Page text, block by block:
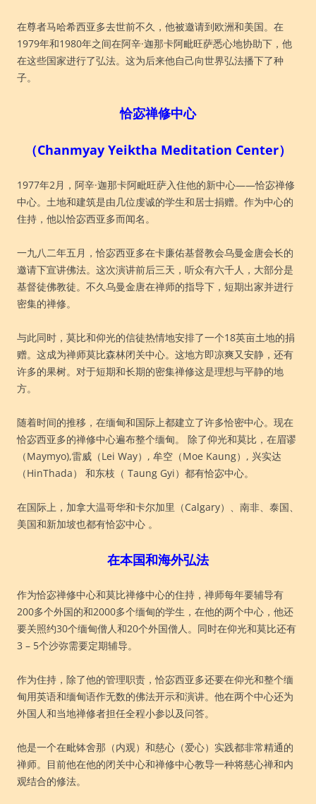
在尊者马哈希西亚多去世前不久，他被邀请到欧洲和美国。在
1979年和1980年之间在阿辛·迦那卡阿毗旺萨悉心地协助下，他
在这些国家进行了弘法。这为后来他自己向世界弘法播下了种
子。
恰宓禅修中心
（Chanmyay Yeiktha Meditation Center）
1977年2月，阿辛·迦那卡阿毗旺萨入住他的新中心——恰宓禅修
中心。土地和建筑是由几位虔诚的学生和居士捐赠。作为中心的
住持，他以恰宓西亚多而闻名。
一九八二年五月，恰宓西亚多在卡廉佑基督教会乌曼金唐会长的
邀请下宣讲佛法。这次演讲前后三天，听众有六千人，大部分是
基督徒佛教徒。不久乌曼金唐在禅师的指导下，短期出家并进行
密集的禅修。
与此同时，莫比和仰光的信徒热情地安排了一个18英亩土地的捐
赠。这成为禅师莫比森林闭关中心。这地方即凉爽又安静，还有
许多的果树。对于短期和长期的密集禅修这是理想与平静的地
方。
随着时间的推移，在缅甸和国际上都建立了许多恰密中心。现在
恰宓西亚多的禅修中心遍布整个缅甸。 除了仰光和莫比，在眉谬
（Maymyo),雷威（Lei Way）, 牟空（Moe Kaung）, 兴实达
（HinThada） 和东枝（ Taung Gyi）都有恰宓中心。
在国际上，加拿大温哥华和卡尔加里（Calgary）、南非、泰国、
美国和新加坡也都有恰宓中心 。
在本国和海外弘法
作为恰宓禅修中心和莫比禅修中心的住持，禅师每年要辅导有
200多个外国的和2000多个缅甸的学生，在他的两个中心，他还
要关照约30个缅甸僧人和20个外国僧人。同时在仰光和莫比还有
3 – 5个沙弥需要定期辅导。
作为住持，除了他的管理职责，恰宓西亚多还要在仰光和整个缅
甸用英语和缅甸语作无数的佛法开示和演讲。他在两个中心还为
外国人和当地禅修者担任全程小参以及问答。
他是一个在毗钵舍那（内观）和慈心（爱心）实践都非常精通的
禅师。目前他在他的闭关中心和禅修中心教导一种将慈心禅和内
观结合的修法。